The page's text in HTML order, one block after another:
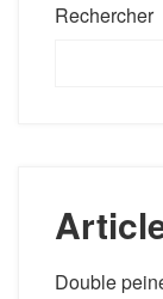
Rechercher
Double